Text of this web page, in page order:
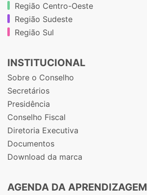
Região Centro-Oeste
Região Sudeste
Região Sul
INSTITUCIONAL
Sobre o Conselho
Secretários
Presidência
Conselho Fiscal
Diretoria Executiva
Documentos
Download da marca
AGENDA DA APRENDIZAGEM